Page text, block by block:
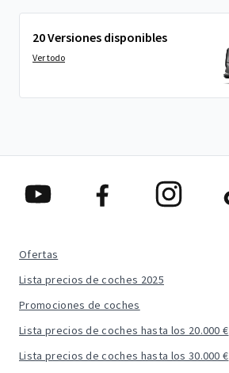
20 Versiones disponibles
Ver todo
Ofertas
Lista precios de coches 2025
Promociones de coches
Lista precios de coches hasta los 20.000 €
Lista precios de coches hasta los 30.000 €